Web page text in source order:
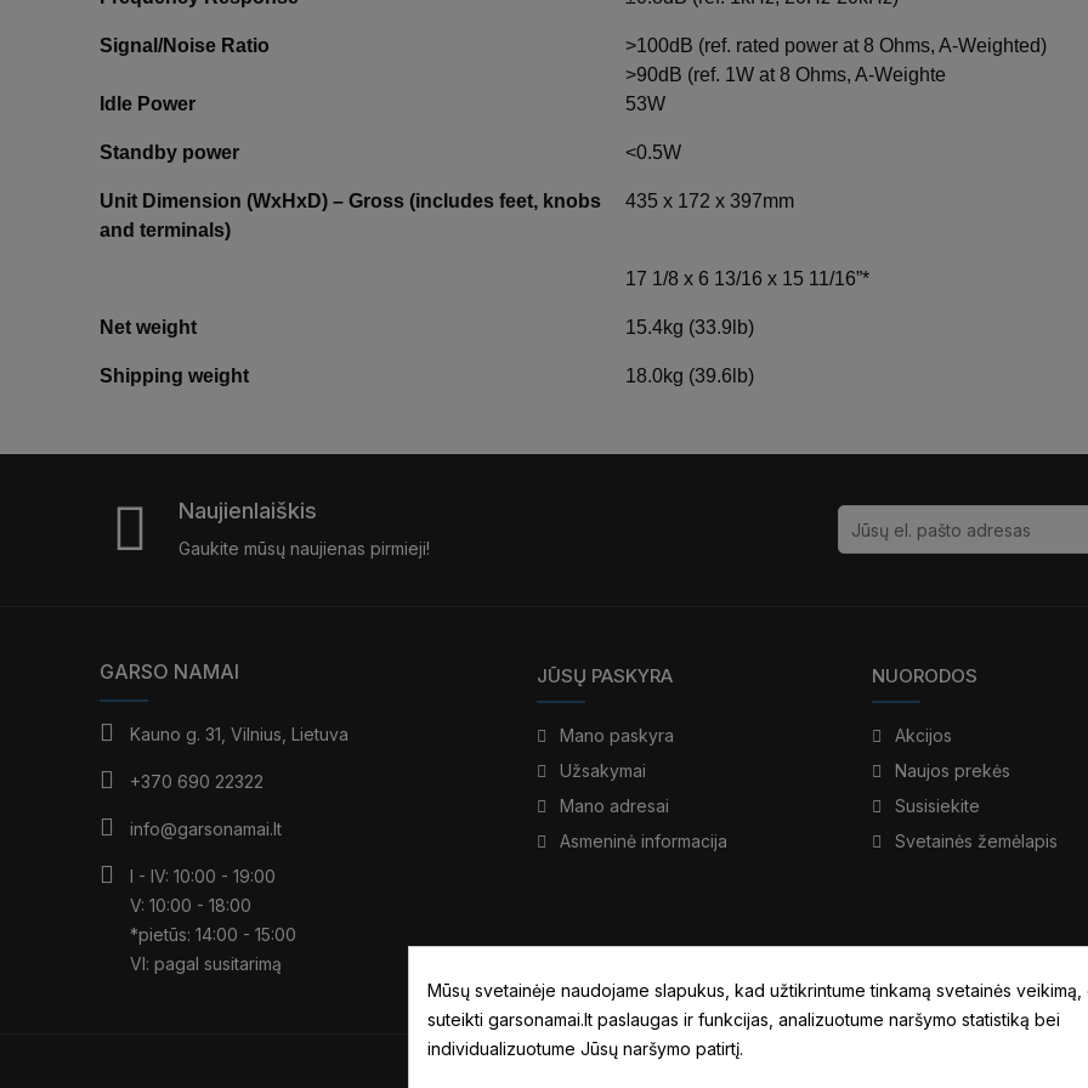
Signal/Noise Ratio
>100dB (ref. rated power at 8 Ohms, A-Weighted)
>90dB (ref. 1W at 8 Ohms, A-Weighte
Idle Power
53W
Standby power <0.5W
Unit Dimension (WxHxD) – Gross (includes feet, knobs
and terminals)
435 x 172 x 397mm
17 1/8 x 6 13/16 x 15 11/16”*
Net weight 15.4kg (33.9lb)
Shipping weight 18.0kg (39.6lb)
Naujienlaiškis
Gaukite mūsų naujienas pirmieji!
GARSO NAMAI
Kauno g. 31, Vilnius, Lietuva
+370 690 22322
info@garsonamai.lt
I - IV: 10:00 - 19:00
V: 10:00 - 18:00
*pietūs: 14:00 - 15:00
VI: pagal susitarimą
JŪSŲ PASKYRA
Mano paskyra
Užsakymai
Mano adresai
Asmeninė informacija
NUORODOS
Akcijos
Naujos prekės
Susisiekite
Svetainės žemėlapis
Mūsų svetainėje naudojame slapukus, kad užtikrintume tinkamą svetainės veikimą,
suteikti garsonamai.lt paslaugas ir funkcijas, analizuotume naršymo statistiką bei
individualizuotume Jūsų naršymo patirtį.